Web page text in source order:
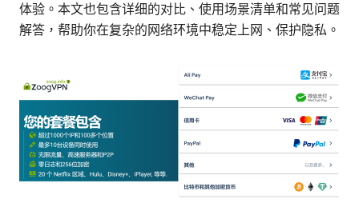
体验。本文也包含详细的对比、使用场景清单和常见问题
解答，帮助你在复杂的网络环境中稳定上网、保护隐私。